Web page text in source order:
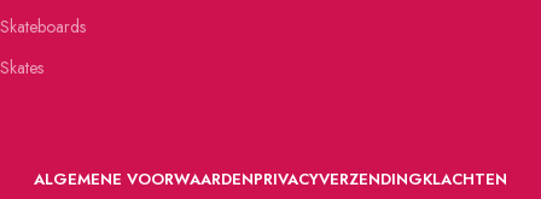
Skateboards
Skates
ALGEMENE VOORWAARDENPRIVACYVERZENDINGKLACHTEN